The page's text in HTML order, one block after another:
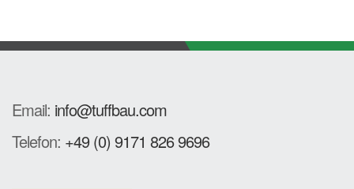
Email: info@tuffbau.com
Telefon: +49 (0) 9171 826 9696